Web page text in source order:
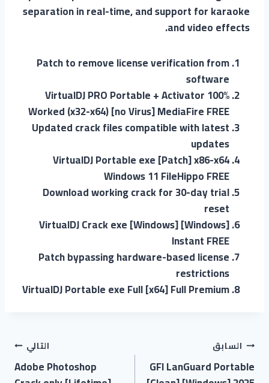
separation in real-time, and support for karaoke
and video effects.
Patch to remove license verification from
software
VirtualDJ PRO Portable + Activator 100%
Worked (x32-x64) [no Virus] MediaFire FREE
Updated crack files compatible with latest
updates
VirtualDJ Portable exe [Patch] x86-x64
Windows 11 FileHippo FREE
Download working crack for 30-day trial
reset
VirtualDJ Crack exe [Windows] [Windows]
Instant FREE
Patch bypassing hardware-based license
restrictions
VirtualDJ Portable exe Full [x64] Full Premium
السابق
GFI LanGuard Portable
التالي
Adobe Photoshop